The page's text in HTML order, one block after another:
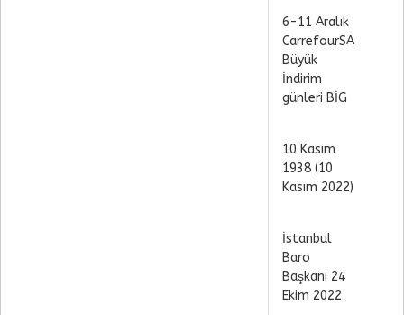
6-11 Aralık
CarrefourSA
Büyük
İndirim
günleri BİG
10 Kasım
1938 (10
Kasım 2022)
İstanbul
Baro
Başkanı 24
Ekim 2022